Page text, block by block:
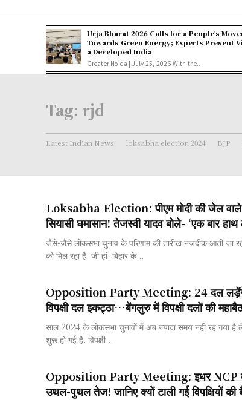
Urja Bharat 2026 Calls for a People’s
Towards Green Energy; Experts Present
a Developed India
Greater Noida | July 25, 2026 With the...
Tag: rjd
Latest Indian News loksabha election 2024 BJP
Loksabha Election: पीएम मोदी की जेल वाले
सियासी घमासान! तेजस्वी यादव बोले- ‘एक बार
जैसे-जैसे लोकसभा चुनाव के परिणाम की तारीख नजदीक आती जा
को मिल रहा है. जी हां, बिहार के...
Opposition Party Meeting: 24 दल लड़ेंगे
विपक्षी दल इकट्ठा…बेंगलुरु में विपक्षी दलों की
साल 2024 के लोकसभा चुनावों में अब ज्यादा समय नहीं रह गया
शुरू हो गई है. विपक्षी...
Opposition Party Meeting: इधर NCP में
उथल-पुथल तेज! जानिए क्यों टाली गई विपक्षियों